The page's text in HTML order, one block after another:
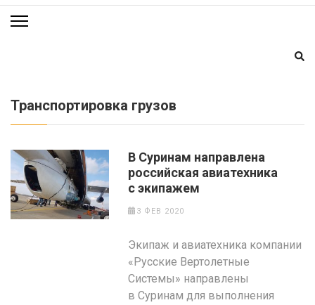
Транспортировка грузов
В Суринам направлена
российская авиатехника
с экипажем
3 ФЕВ 2020
Экипаж и авиатехника компании
«Русские Вертолетные
Системы» направлены
в Суринам для выполнения